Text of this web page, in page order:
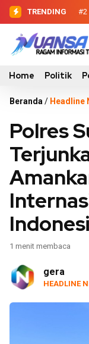
TRENDING #2
#3
Home Politik
Beranda / Headline
Polres
1 menit membaca
gera
HEADLINE